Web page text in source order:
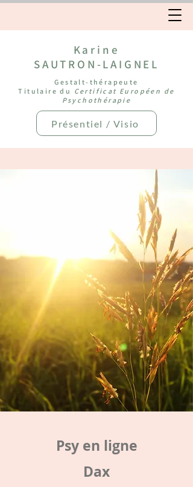
Karine
SAUTRON-LAIGNEL
Gestalt-thérapeute
Titulaire du Certificat Européen de
Psychothérapie
Présentiel / Visio
Psy en ligne
Dax